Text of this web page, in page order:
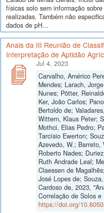
físicas solo sem informação
realizadas. Também não
dados de pH...
Anais da III Reunião de
Interpretação de Aptidão
Jul 4, 2023
Carvalho, Américo
Mendes; Larach,
Nunes; Pötter,
Ker, João Carlos;
Bertoldo de;
Wittern, Klaus Peter;
Mothci, Elias Pedro;
Tarcísio Ewerton;
Azevedo, W.; Barreto,
Roberto Nades;
Ruth Andrade Leal;
Claessen de
José Lopes de;
Cardoso de, 2023,
Correlação de Solos
https://doi.org/